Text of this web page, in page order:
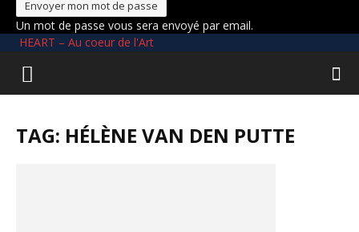
Un mot de passe vous sera envoyé par email.
HEART – Au coeur de l'Art
TAG: HÉLÈNE VAN DEN PUTTE